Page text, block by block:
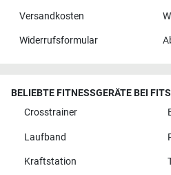
Versandkosten
Widerrufsformular
BELIEBTE FITNESSGERÄTE BEI
Crosstrainer
Laufband
Kraftstation